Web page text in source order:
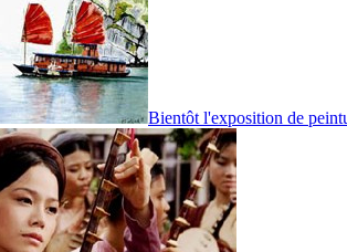
Bientôt l'exposition de